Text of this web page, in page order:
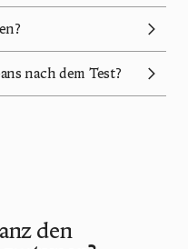
nach dem Test?
den